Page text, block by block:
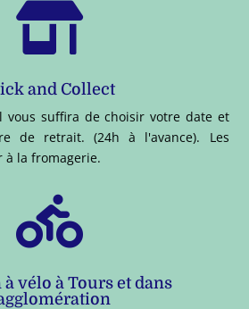

and Collect
vous suffira de choisir votre date et
de retrait. (24h à l'avance). Les
à la fromagerie.

vélo à Tours et dans